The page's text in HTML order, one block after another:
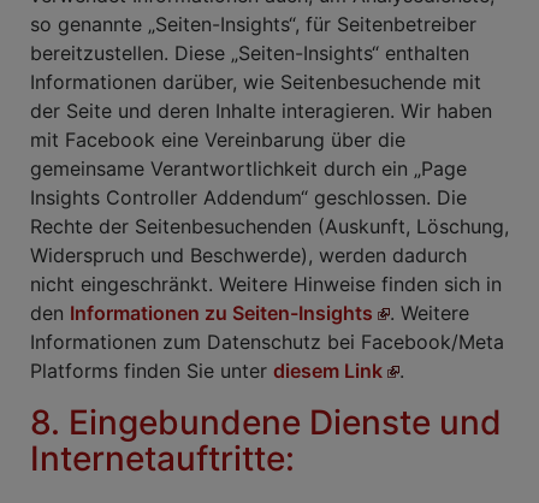
so genannte „Seiten-Insights“, für Seitenbetreiber
bereitzustellen. Diese „Seiten-Insights“ enthalten
Informationen darüber, wie Seitenbesuchende mit
der Seite und deren Inhalte interagieren. Wir haben
mit Facebook eine Vereinbarung über die
gemeinsame Verantwortlichkeit durch ein „Page
Insights Controller Addendum“ geschlossen. Die
Rechte der Seitenbesuchenden (Auskunft, Löschung,
Widerspruch und Beschwerde), werden dadurch
nicht eingeschränkt. Weitere Hinweise finden sich in
den Informationen zu Seiten-Insights
. Weitere
Informationen zum Datenschutz bei Facebook/Meta
Platforms finden Sie unter diesem Link .
8. Eingebundene Dienste und
Internetauftritte: